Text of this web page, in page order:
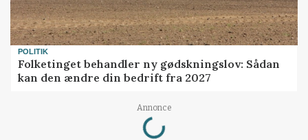
POLITIK
Folketinget behandler ny gødskningslov: Sådan
kan den ændre din bedrift fra 2027
Annonce
Loading...